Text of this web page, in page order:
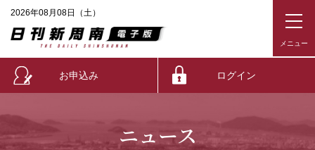
2026年08月08日（土）
お申込み ログイン
ニュース